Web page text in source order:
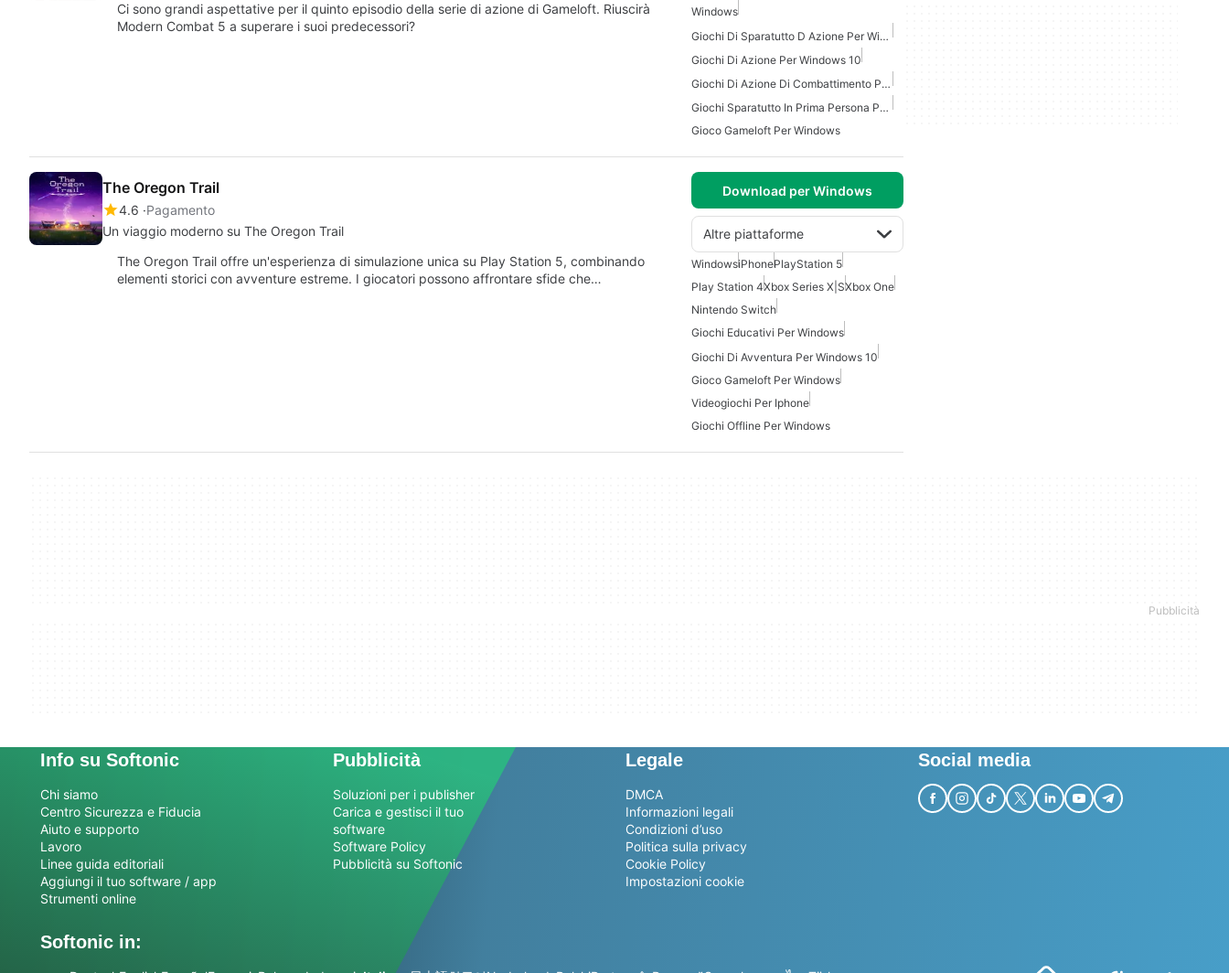
Ci sono grandi aspettative per il quinto episodio della serie di azione di Gameloft. Riuscirà
Modern Combat 5 a superare i suoi predecessori?
Windows
Giochi Di Sparatutto D Azione Per Windows 10
Giochi Di Azione Per Windows 10
Giochi Di Azione Di Combattimento Per Windows
Giochi Sparatutto In Prima Persona Per Windows 10
Gioco Gameloft Per Windows
The Oregon Trail
4.6 Pagamento
Un viaggio moderno su The Oregon Trail
Download per Windows
Altre piattaforme
The Oregon Trail offre un'esperienza di simulazione unica su Play Station 5, combinando
elementi storici con avventure estreme. I giocatori possono affrontare sfide che…
WindowsiPhonePlayStation 5
Play Station 4Xbox Series X|SXbox One
Nintendo Switch
Giochi Educativi Per Windows
Giochi Di Avventura Per Windows 10
Gioco Gameloft Per Windows
Videogiochi Per Iphone
Giochi Offline Per Windows
Info su Softonic
Chi siamo
Centro Sicurezza e Fiducia
Aiuto e supporto
Lavoro
Linee guida editoriali
Aggiungi il tuo software / app
Strumenti online
Pubblicità
Soluzioni per i publisher
Carica e gestisci il tuo
software
Software Policy
Pubblicità su Softonic
Legale
DMCA
Informazioni legali
Condizioni d’uso
Politica sulla privacy
Cookie Policy
Impostazioni cookie
Social media
Softonic in: